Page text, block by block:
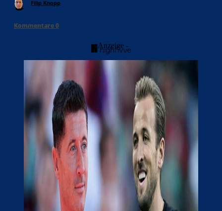
Filip Knopp
Kommentare0
- Anzeige -